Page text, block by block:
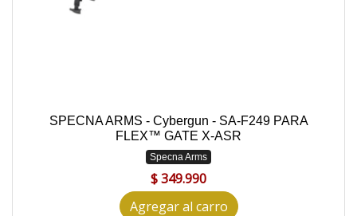
SPECNA ARMS - Cybergun - SA-F249 PARA
FLEX™ GATE X-ASR
Specna Arms
$ 349.990
Agregar al carro